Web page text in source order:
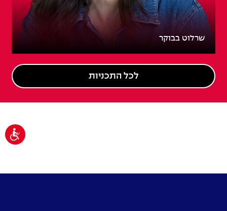
שרלוט בבוקר
לכל התכניות